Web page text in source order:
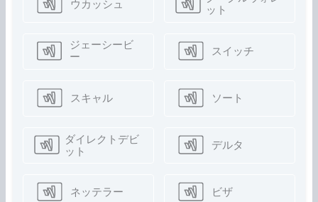
ウカッシュ
ット
ジェーシービ
ー
スイッチ
スキャル ソート
ダイレクトデビ
ット
デルタ
ネッテラー ビザ